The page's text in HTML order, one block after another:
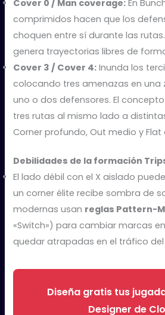
Cover 0 / Man coverage: En
comprimidos hacen que los
choquen entre sí durante las
genera trayectorias libres de
Cover 3 / Cover 4: Inunda los
colocando tres amenazas en
uno o dos defensores. El
tres rutas al mismo lado a
Corner profundo, Out medio y Flat
Debilidades de la formación
El lado débil con el X aislado
un corner élite recibe sombra de
modernas usan reglas Pattern-
«Switch») para cambiar marcas
quedar atrapadas en el tráfico del
Diseña gratis tus
Designer de